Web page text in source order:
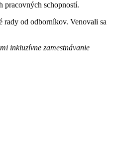
pracovných schopností.
rady od odborníkov. Venovali sa
inkluzívne zamestnávanie